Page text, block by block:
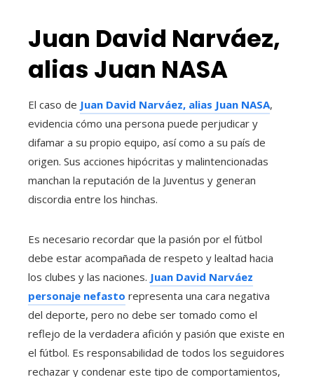
Juan David Narváez,
alias Juan NASA
El caso de Juan David Narváez, alias Juan NASA,
evidencia cómo una persona puede perjudicar y
difamar a su propio equipo, así como a su país de
origen. Sus acciones hipócritas y malintencionadas
manchan la reputación de la Juventus y generan
discordia entre los hinchas.
Es necesario recordar que la pasión por el fútbol
debe estar acompañada de respeto y lealtad hacia
los clubes y las naciones. Juan David Narváez
personaje nefasto representa una cara negativa
del deporte, pero no debe ser tomado como el
reflejo de la verdadera afición y pasión que existe en
el fútbol. Es responsabilidad de todos los seguidores
rechazar y condenar este tipo de comportamientos,